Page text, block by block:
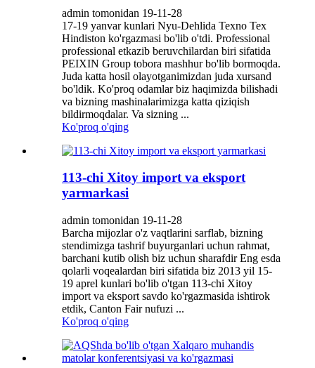
admin tomonidan 19-11-28
17-19 yanvar kunlari Nyu-Dehlida Texno Tex
Hindiston ko'rgazmasi bo'lib o'tdi. Professional
professional etkazib beruvchilardan biri sifatida
PEIXIN Group tobora mashhur bo'lib bormoqda.
Juda katta hosil olayotganimizdan juda xursand
bo'ldik. Ko'proq odamlar biz haqimizda bilishadi
va bizning mashinalarimizga katta qiziqish
bildirmoqdalar. Va sizning ...
Ko'proq o'qing
113-chi Xitoy import va eksport
yarmarkasi
admin tomonidan 19-11-28
Barcha mijozlar o'z vaqtlarini sarflab, bizning
stendimizga tashrif buyurganlari uchun rahmat,
barchani kutib olish biz uchun sharafdir Eng esda
qolarli voqealardan biri sifatida biz 2013 yil 15-
19 aprel kunlari bo'lib o'tgan 113-chi Xitoy
import va eksport savdo ko'rgazmasida ishtirok
etdik, Canton Fair nufuzi ...
Ko'proq o'qing